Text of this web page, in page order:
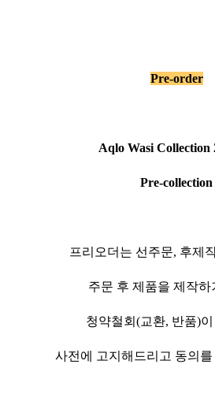
Pre-order
Aqlo Wasi Collection
Pre-collection
프리오더는 선주문, 후제
주문 후 제품을 제작하
청약철회(교환, 반품)
사전에 고지해드리고 동의